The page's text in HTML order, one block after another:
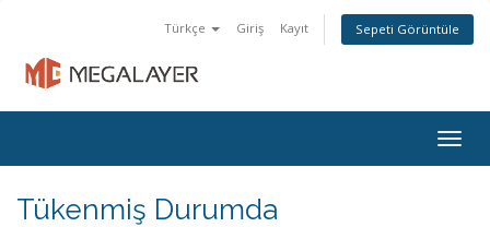
Türkçe Giriş Kayıt Sepeti Görüntüle
Tükenmiş Durumda